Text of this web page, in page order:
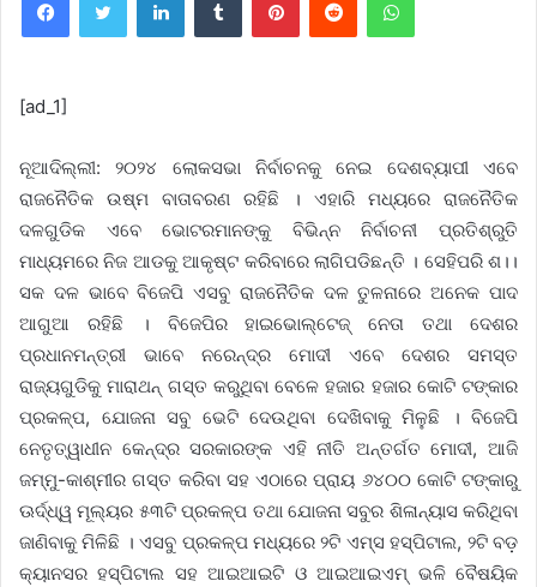
[ad_1]
ନୂଆଦିଲ୍ଲୀ: ୨୦୨୪ ଲୋକସଭା ନିର୍ବାଚନକୁ ନେଇ ଦେଶବ୍ୟାପୀ ଏବେ
ରାଜନୈତିକ ଉଷ୍ମ ବାତାବରଣ ରହିଛି । ଏହାରି ମଧ୍ୟରେ ରାଜନୈତିକ
ଦଳଗୁଡିକ ଏବେ ଭୋଟରମାନଙ୍କୁ ବିଭିନ୍ନ ନିର୍ବାଚନୀ ପ୍ରତିଶ୍ରୁତି
ମାଧ୍ୟମରେ ନିଜ ଆଡକୁ ଆକୃଷ୍ଟ କରିବାରେ ଲାଗିପଡିଛନ୍ତି । ସେହିପରି ଶ।।
ସକ ଦଳ ଭାବେ ବିଜେପି ଏସବୁ ରାଜନୈତିକ ଦଳ ତୁଳନାରେ ଅନେକ ପାଦ
ଆଗୁଆ ରହିଛି । ବିଜେପିର ହାଇଭୋଲ୍‌ଟେଜ୍ ନେତା ତଥା ଦେଶର
ପ୍ରଧାନମନ୍ତ୍ରୀ ଭାବେ ନରେନ୍ଦ୍ର ମୋଦୀ ଏବେ ଦେଶର ସମସ୍ତ
ରାଜ୍ୟଗୁଡିକୁ ମାରାଥନ୍ ଗସ୍ତ କରୁଥିବା ବେଳେ ହଜାର ହଜାର କୋଟି ଟଙ୍କାର
ପ୍ରକଳ୍ପ, ଯୋଜନା ସବୁ ଭେଟି ଦେଉଥିବା ଦେଖିବାକୁ ମିଳୁଛି । ବିଜେପି
ନେତୃତ୍ୱାଧୀନ କେନ୍ଦ୍ର ସରକାରଙ୍କ ଏହି ନୀତି ଅନ୍ତର୍ଗତ ମୋଦୀ, ଆଜି
ଜମ୍ମୁ-କାଶ୍ମୀର ଗସ୍ତ କରିବା ସହ ଏଠାରେ ପ୍ରାୟ ୬୪୦୦ କୋଟି ଟଙ୍କାରୁ
ଊର୍ଦ୍ଧ୍ୱ ମୂଲ୍ୟର ୫୩ଟି ପ୍ରକଳ୍ପ ତଥା ଯୋଜନା ସବୁର ଶିଳାନ୍ୟାସ କରିଥିବା
ଜାଣିବାକୁ ମିଳିଛି । ଏସବୁ ପ୍ରକଳ୍ପ ମଧ୍ୟରେ ୨ଟି ଏମ୍ସ ହସ୍ପିଟାଲ, ୨ଟି ବଡ଼
କ୍ୟାନସର ହସ୍ପିଟାଲ ସହ ଆଇଆଇଟି ଓ ଆଇଆଇଏମ୍ ଭଳି ବୈଷୟିକ